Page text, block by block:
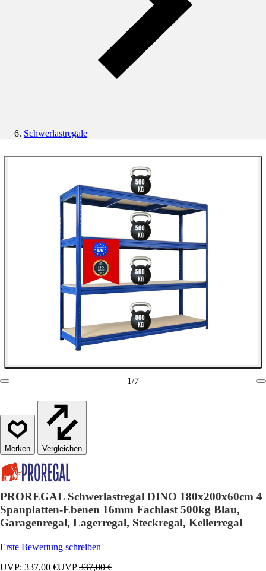
Schwerlastregale
1/7
Vergleichen
PROREGAL Schwerlastregal DINO 180x200x60cm 4
Spanplatten-Ebenen 16mm Fachlast 500kg Blau,
Garagenregal, Lagerregal, Steckregal, Kellerregal
Erste Bewertung schreiben
UVP: 337,00 €UVP337,00 €